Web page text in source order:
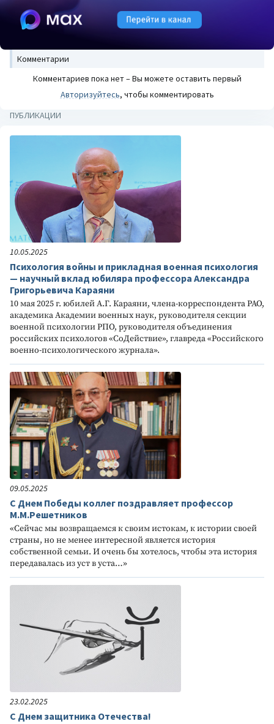
Комментарии
Комментариев пока нет – Вы можете оставить первый
Авторизуйтесь, чтобы комментировать
ПУБЛИКАЦИИ
10.05.2025
Психология войны и прикладная военная психология
— научный вклад юбиляра профессора Александра
Григорьевича Караяни
10 мая 2025 г. юбилей А.Г. Караяни, члена-корреспондента РАО,
академика Академии военных наук, руководителя секции
военной психологии РПО, руководителя объединения
российских психологов «СоДействие», главреда «Российского
военно-психологического журнала».
09.05.2025
С Днем Победы коллег поздравляет профессор
М.М.Решетников
«Сейчас мы возвращаемся к своим истокам, к истории своей
страны, но не менее интересной является история
собственной семьи. И очень бы хотелось, чтобы эта история
передавалась из уст в уста…»
23.02.2025
С Днем защитника Отечества!